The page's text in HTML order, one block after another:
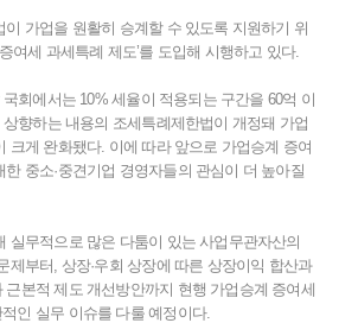
이 가업을 원활히 승계할 수 있도록 지원하기 위
여세 과세특례 제도’를 도입해 시행하고 있다.
회에서는 10% 세율이 적용되는 구간을 60억 이
향하는 내용의 조세특례제한법이 개정돼 가업
크게 완화됐다. 이에 따라 앞으로 가업승계 증여
중소·중견기업 경영자들의 관심이 더 높아질
실무적으로 많은 다툼이 있는 사업무관자산의
제부터, 상장·우회 상장에 따른 상장이익 합산과
근본적 제도 개선방안까지 현행 가업승계 증여세
인 실무 이슈를 다룰 예정이다.